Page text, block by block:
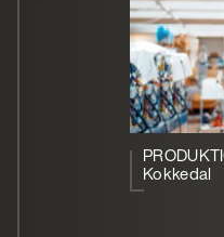
Kokkedal